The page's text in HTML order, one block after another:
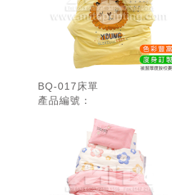
BQ-017床單
產品編號：